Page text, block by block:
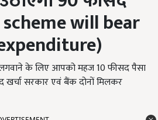
will bear
लगवाने के लिए आपको महज 10 फीसद पैसा
खर्चा सरकार एवं बैंक दोनों मिलकर